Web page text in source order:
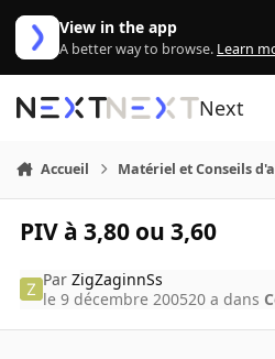
Aller au contenu
View in the app
A better way to browse. Learn
Next
Accueil Matériel et Conseils
PIV à 3,80 ou 3,60
ParZigZaginnSs
le 9 décembre 200520 a dans